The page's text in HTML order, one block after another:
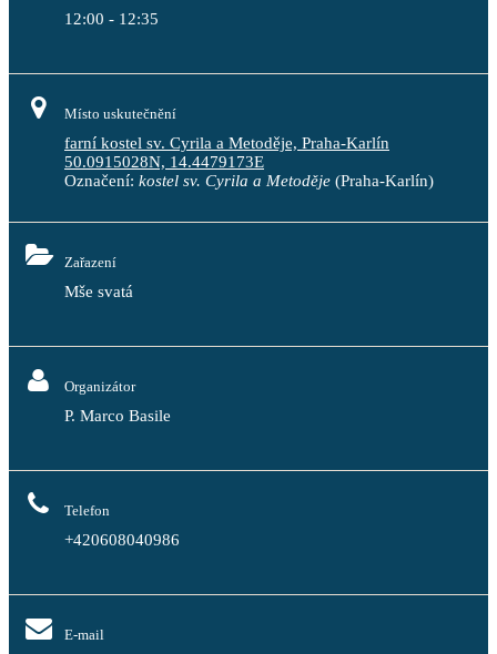
12:00 - 12:35
Místo uskutečnění
farní kostel sv. Cyrila a Metoděje, Praha-Karlín
50.0915028N, 14.4479173E
Označení: kostel sv. Cyrila a Metoděje (Praha-Karlín)
Zařazení
Mše svatá
Organizátor
P. Marco Basile
Telefon
+420608040986
E-mail